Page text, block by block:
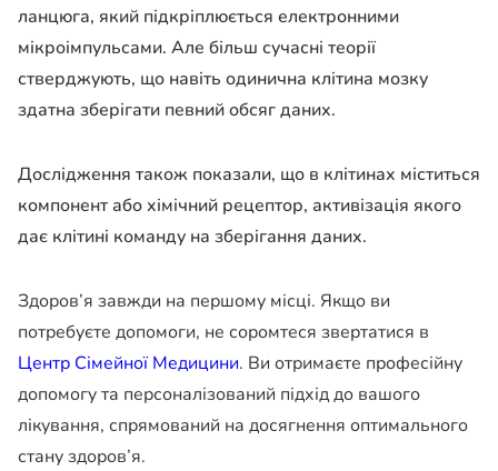
ланцюга, який підкріплюється електронними
мікроімпульсами. Але більш сучасні теорії
стверджують, що навіть одинична клітина мозку
здатна зберігати певний обсяг даних.
Дослідження також показали, що в клітинах міститься
компонент або хімічний рецептор, активізація якого
дає клітині команду на зберігання даних.
Здоров’я завжди на першому місці. Якщо ви
потребуєте допомоги, не соромтеся звертатися в
Центр Сімейної Медицини. Ви отримаєте професійну
допомогу та персоналізований підхід до вашого
лікування, спрямований на досягнення оптимального
стану здоров’я.